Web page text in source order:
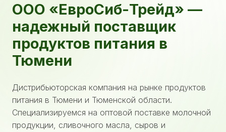
ООО «ЕвроСиб-Трейд» —
надежный поставщик
продуктов питания в
Тюмени
Дистрибьюторская компания на рынке продуктов
питания в Тюмени и Тюменской области.
Специализируемся на оптовой поставке молочной
продукции, сливочного масла, сыров и